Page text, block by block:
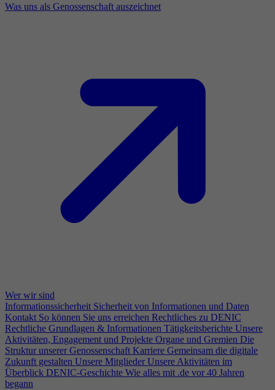
Was uns als Genossenschaft auszeichnet
Wer wir sind
Informationssicherheit Sicherheit von Informationen und Daten
Kontakt So können Sie uns erreichen Rechtliches zu DENIC
Rechtliche Grundlagen & Informationen Tätigkeitsberichte Unsere
Aktivitäten, Engagement und Projekte Organe und Gremien Die
Struktur unserer Genossenschaft Karriere Gemeinsam die digitale
Zukunft gestalten Unsere Mitglieder Unsere Aktivitäten im
Überblick DENIC-Geschichte Wie alles mit .de vor 40 Jahren
begann